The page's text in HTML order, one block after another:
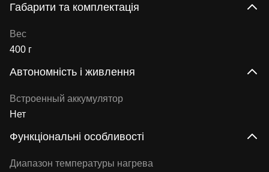
Габарити та комплектація
Вес
400 г
Автономність і живлення
Встроенный аккумулятор
Нет
Функціональні особливості
Диапазон температуры нагрева